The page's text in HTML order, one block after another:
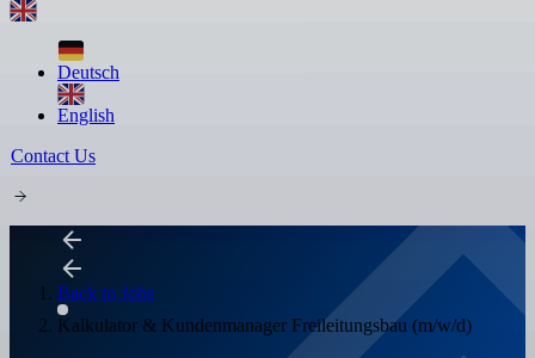
Deutsch
English
Contact Us
Back to Jobs
Kalkulator & Kundenmanager Freileitungsbau (m/w/d)